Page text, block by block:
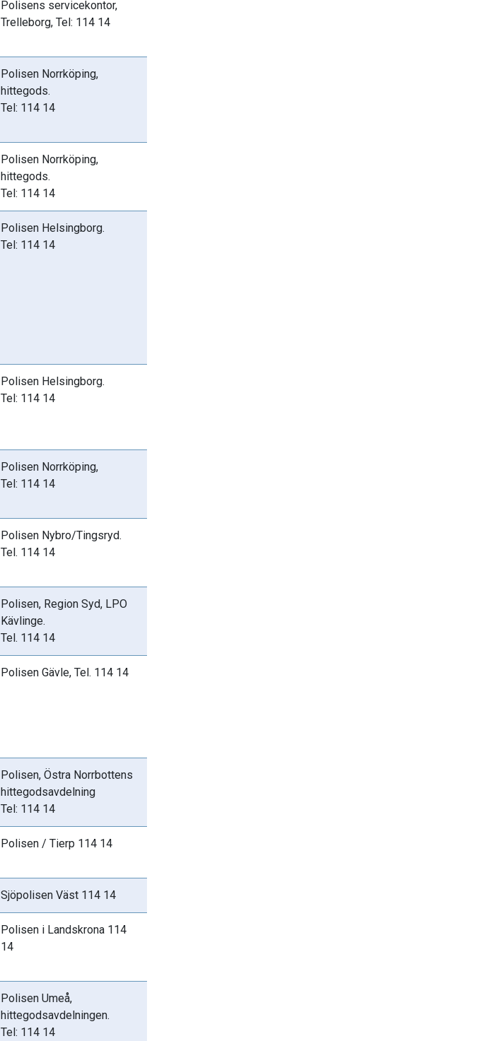
Polisens servicekontor,
Trelleborg, Tel: 114 14
Polisen Norrköping,
hittegods.
Tel: 114 14
Polisen Norrköping,
hittegods.
Tel: 114 14
Polisen Helsingborg.
Tel: 114 14
Polisen Helsingborg.
Tel: 114 14
Polisen Norrköping,
Tel: 114 14
Polisen Nybro/Tingsryd.
Tel. 114 14
Polisen, Region Syd, LPO
Kävlinge.
Tel. 114 14
Polisen Gävle, Tel. 114 14
Polisen, Östra Norrbottens
hittegodsavdelning
Tel: 114 14
Polisen / Tierp 114 14
Sjöpolisen Väst 114 14
Polisen i Landskrona 114
14
Polisen Umeå,
hittegodsavdelningen.
Tel: 114 14